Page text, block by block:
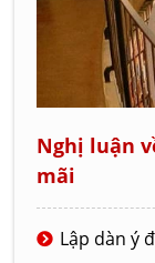
Nghị luận
mãi
Lập dàn ý